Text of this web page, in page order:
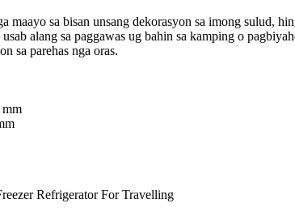
maayo sa bisan unsang dekorasyon sa imong sulud,
alang sa paggawas ug bahin sa kamping o
sa parehas nga oras.